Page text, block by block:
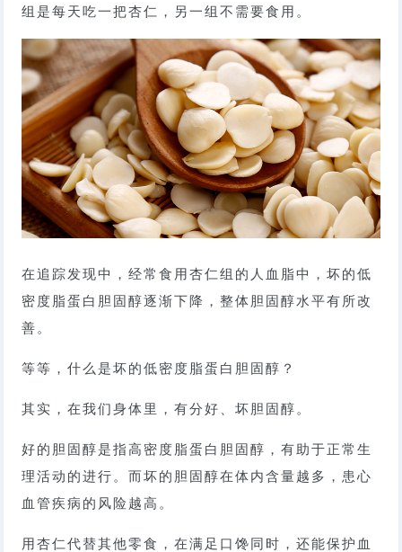
组是每天吃一把杏仁，另一组不需要食用。
在追踪发现中，经常食用杏仁组的人血脂中，坏的低
密度脂蛋白胆固醇逐渐下降，整体胆固醇水平有所改
善。
等等，什么是坏的低密度脂蛋白胆固醇？
其实，在我们身体里，有分好、坏胆固醇。
好的胆固醇是指高密度脂蛋白胆固醇，有助于正常生
理活动的进行。而坏的胆固醇在体内含量越多，患心
血管疾病的风险越高。
用杏仁代替其他零食，在满足口馋同时，还能保护血